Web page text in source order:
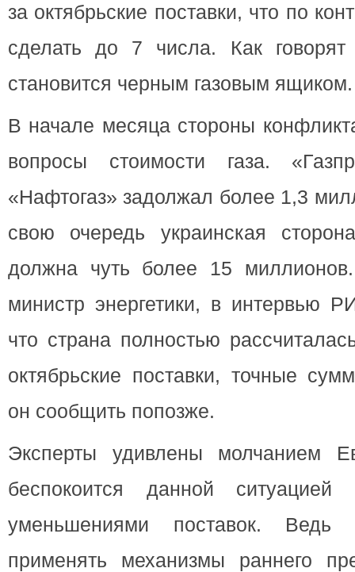
за октябрьские поставки, что по
сделать до 7 числа. Как говорят
становится черным газовым ящиком.
В начале месяца стороны
вопросы стоимости газа.
«Нафтогаз» задолжал более 1,3
свою очередь украинская
должна чуть более 15
министр энергетики, в интервью
что страна полностью
октябрьские поставки, точные
он сообщить попозже.
Эксперты удивлены молчанием
беспокоится данной
уменьшениями поставок.
применять механизмы раннего